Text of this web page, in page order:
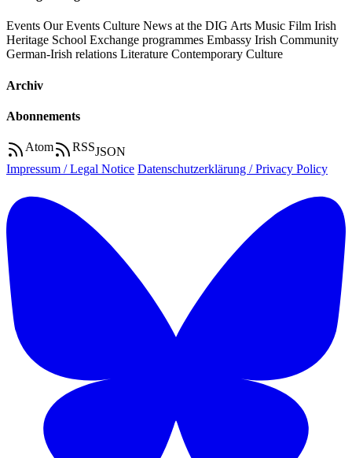
Events Our Events Culture News at the DIG Arts Music Film Irish
Heritage School Exchange programmes Embassy Irish Community
German-Irish relations Literature Contemporary Culture
Archiv
Abonnements
Atom RSSJSON
Impressum / Legal Notice Datenschutzerklärung / Privacy Policy